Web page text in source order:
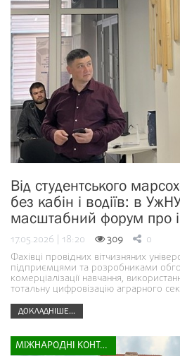
Від студентського
без кабін і водіїв: в
масштабний форум про
17.05.2026 | 18:20 309 0
Фахівці провідних вітчизняних
підприємцями та розробниками
комерціалізації навчання,
тотальну цифровізацію аграрного
ДОКЛАДНІШЕ...
МІЖНАРОДНІ КОНТАКТИ